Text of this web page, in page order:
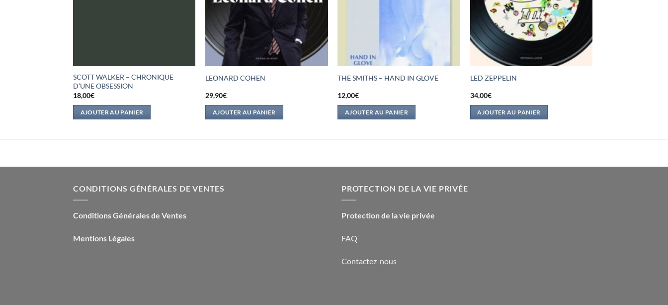
SCOTT WALKER – CHRONIQUE
D’UNE OBSESSION
18,00€
AJOUTER AU PANIER
LEONARD COHEN
29,90€
AJOUTER AU PANIER
THE SMITHS – HAND IN GLOVE
12,00€
AJOUTER AU PANIER
LED ZEPPELIN
34,00€
AJOUTER AU PANIER
CONDITIONS GÉNÉRALES DE VENTES
Conditions Générales de Ventes
Mentions Légales
PROTECTION DE LA VIE PRIVÉE
Protection de la vie privée
FAQ
Contactez-nous